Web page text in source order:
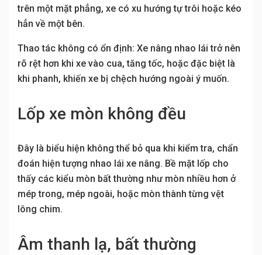
trên một mặt phẳng, xe có xu hướng tự trôi hoặc kéo
hẳn về một bên.
Thao tác không có ổn định: Xe nâng nhao lái trở nên
rõ rệt hơn khi xe vào cua, tăng tốc, hoặc đặc biệt là
khi phanh, khiến xe bị chệch hướng ngoài ý muốn.
Lốp xe mòn không đều
Đây là biểu hiện không thể bỏ qua khi kiểm tra, chẩn
đoán hiện tượng nhao lái xe nâng. Bề mặt lốp cho
thấy các kiểu mòn bất thường như mòn nhiều hơn ở
mép trong, mép ngoài, hoặc mòn thành từng vệt
lông chim.
Âm thanh lạ, bất thường